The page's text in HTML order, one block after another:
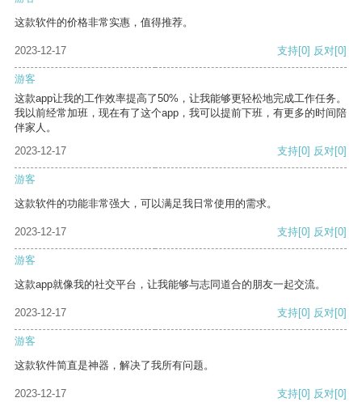
这款软件的价格非常实惠，值得推荐。
2023-12-17 支持[0] 反对[0]
游客
这款app让我的工作效率提高了50%，让我能够更轻松地完成工作任务。
我以前经常加班，现在有了这个app，我可以提前下班，有更多的时间陪
伴家人。
2023-12-17
支持[0] 反对[0]
游客
这款软件的功能非常强大，可以满足我日常使用的需求。
2023-12-17 支持[0] 反对[0]
游客
这款app就像我的社交平台，让我能够与志同道合的朋友一起交流。
2023-12-17 支持[0] 反对[0]
游客
这款软件简直是神器，解决了我所有问题。
2023-12-17 支持[0] 反对[0]